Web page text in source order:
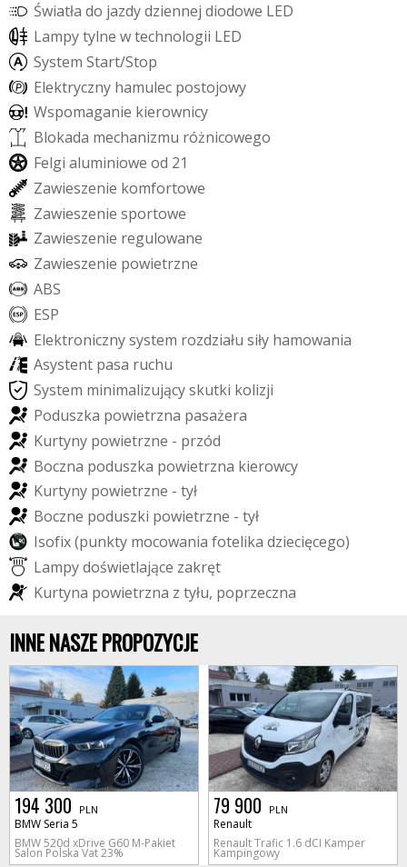
Światła do jazdydziennej diodowe LED
Lampytylne wtechnologii LED
System Start/Stop
Elektryczny hamulec postojowy
Wspomaganie kierownicy
Blokada mechanizmu różnicowego
Felgi aluminiowe od 21
Zawieszenie komfortowe
Zawieszenie sportowe
Zawieszenie regulowane
Zawieszenie powietrzne
ABS
ESP
Elektronicznysystem rozdziału siły hamowania
Asystent pasa ruchu
System minimalizującyskutki kolizji
Poduszka powietrzna pasażera
Kurtyny powietrzne - przód
Boczna poduszka powietrzna kierowcy
Kurtyny powietrzne - tył
Boczne poduszki powietrzne - tył
Isofix(punkty mocowania fotelika dziecięcego)
Lampydoświetlające zakręt
Kurtyna powietrzna z tyłu, poprzeczna
INNE NASZE PROPOZYCJE
194 300 PLN
BMW Seria 5
BMW 520d xDrive G60 M-Pakiet
Salon Polska Vat 23%
79 900 PLN
Renault
Renault Trafic 1.6 dCI Kamper
Kampingowy